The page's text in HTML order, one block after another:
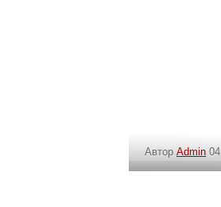
Автор Admin